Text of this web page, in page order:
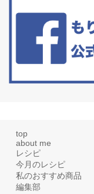
リーブオイルorごま油
top
about me
レシピ
今月のレシピ
私のおすすめ商品
編集部